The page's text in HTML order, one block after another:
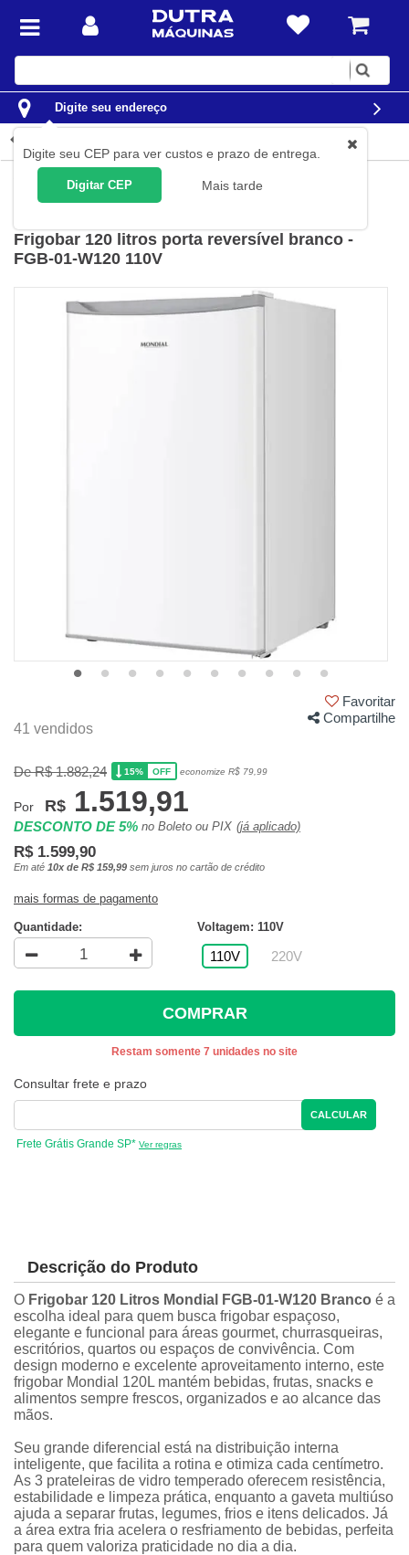
Digite
Digite seu endereço
Digite seu CEP para ver custos e prazo de entrega.
Digitar CEP Mais tarde
Eletrodomésticos Frigobar
Frigobar 120 litros porta reversível branco -
FGB-01-W120 110V
Favoritar
41 vendidos
Compartilhe
De R$ 1.882,24 15% OFF economize R$ 79,99
Por R$ 1.519,91
DESCONTO DE 5% no Boleto ou PIX (já aplicado)
R$ 1.599,90
Em até 10x de R$ 159,99 sem juros no cartão de crédito
mais formas de pagamento
Quantidade: Voltagem: 110V
110V 220V
COMPRAR
Restam somente 7 unidades no site
Consultar frete e prazo
CALCULAR
Frete Grátis Grande SP* Ver regras
Descrição do Produto
O Frigobar 120 Litros Mondial FGB-01-W120 Branco é a
escolha ideal para quem busca frigobar espaçoso,
elegante e funcional para áreas gourmet, churrasqueiras,
escritórios, quartos ou espaços de convivência. Com
design moderno e excelente aproveitamento interno, este
frigobar Mondial 120L mantém bebidas, frutas, snacks e
alimentos sempre frescos, organizados e ao alcance das
mãos.
Seu grande diferencial está na distribuição interna
inteligente, que facilita a rotina e otimiza cada centímetro.
As 3 prateleiras de vidro temperado oferecem resistência,
estabilidade e limpeza prática, enquanto a gaveta multiúso
ajuda a separar frutas, legumes, frios e itens delicados. Já
a área extra fria acelera o resfriamento de bebidas, perfeita
para quem valoriza praticidade no dia a dia.